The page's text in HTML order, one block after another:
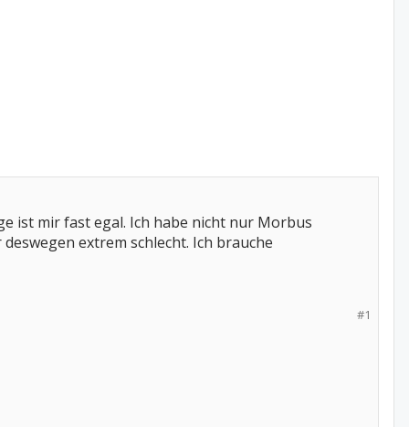
ist mir fast egal. Ich habe nicht nur Morbus
extrem schlecht. Ich brauche
#1